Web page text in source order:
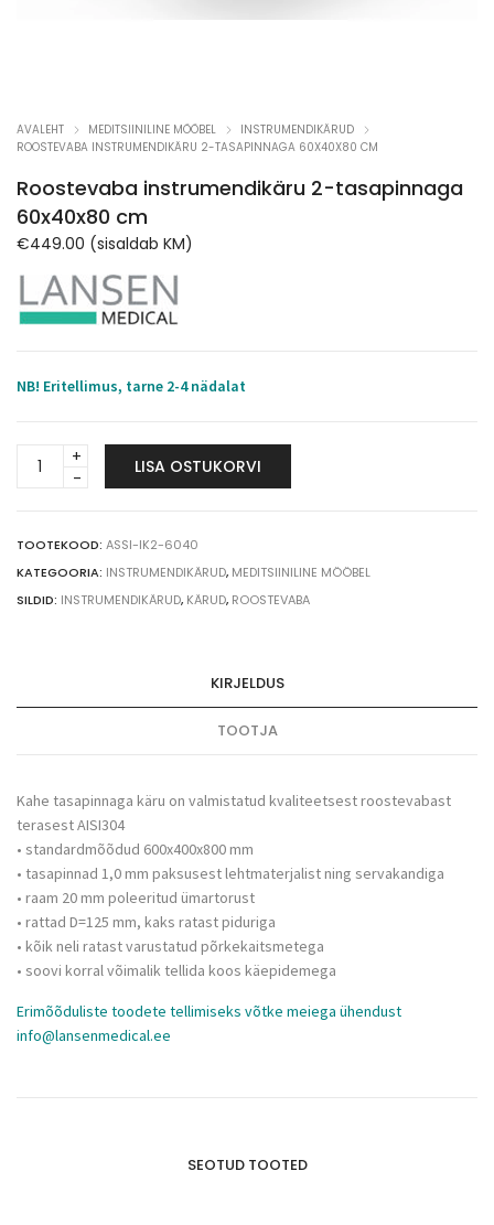
AVALEHT MEDITSIINILINE MÖÖBEL
INSTRUMENDIKÄRUD
ROOSTEVABA INSTRUMENDIKÄRU 2-TASAPINNAGA 60X40X80 CM
Roostevaba instrumendikäru 2-tasapinnaga
60x40x80 cm
€449.00 (sisaldab KM)
NB! Eritellimus, tarne 2-4 nädalat
Roostevaba
instrumendikäru
60x40x80
cm
quantity
LISA OSTUKORVI
TOOTEKOOD: ASSI-IK2-6040
KATEGOORIA: INSTRUMENDIKÄRUD, MEDITSIINILINE MÖÖBEL
SILDID: INSTRUMENDIKÄRUD, KÄRUD, ROOSTEVABA
KIRJELDUS
TOOTJA
Kahe tasapinnaga käru on valmistatud kvaliteetsest roostevabast
terasest AISI304
• standardmõõdud 600x400x800 mm
• tasapinnad 1,0 mm paksusest lehtmaterjalist ning servakandiga
• raam 20 mm poleeritud ümartorust
• rattad D=125 mm, kaks ratast piduriga
• kõik neli ratast varustatud põrkekaitsmetega
• soovi korral võimalik tellida koos käepidemega
Erimõõduliste toodete tellimiseks võtke meiega ühendust
info@lansenmedical.ee
SEOTUD TOOTED